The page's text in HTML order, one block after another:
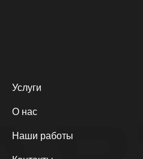
Услуги
О нас
Наши работы